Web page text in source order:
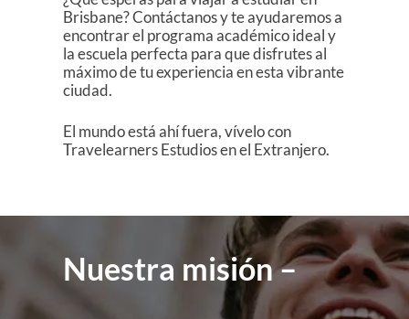
Brisbane? Contáctanos y te ayudaremos a
encontrar el programa académico ideal y
la escuela perfecta para que disfrutes al
máximo de tu experiencia en esta vibrante
ciudad.
El mundo está ahí fuera, vívelo con
Travelearners Estudios en el Extranjero.
Nuestra misión –